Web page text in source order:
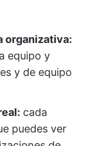
organizativa:
equipo y
y de equipo
cada
puedes ver